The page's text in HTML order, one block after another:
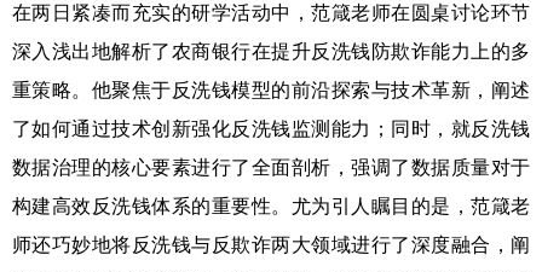
在两日紧凑而充实的研学活动中，范箴老师在圆桌讨论环节
深入浅出地解析了农商银行在提升反洗钱防欺诈能力上的多
重策略。他聚焦于反洗钱模型的前沿探索与技术革新，阐述
了如何通过技术创新强化反洗钱监测能力；同时，就反洗钱
数据治理的核心要素进行了全面剖析，强调了数据质量对于
构建高效反洗钱体系的重要性。尤为引人瞩目的是，范箴老
师还巧妙地将反洗钱与反欺诈两大领域进行了深度融合，阐